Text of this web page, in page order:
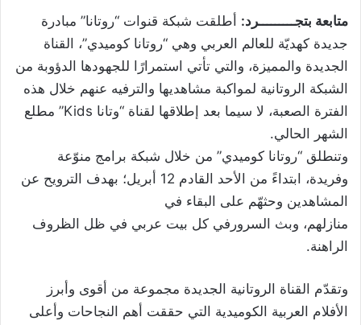
متابعة بتجـــــــــرد: أطلقت شبكة قنوات “روتانا” مبادرة
جديدة كهديّة للعالم العربي وهي “روتانا كوميدي”، القناة
الجديدة والمميزة، والتي تأتي استمرارًا للجهودها الدؤوبة من
الشبكة الروتانية لمواكبة مشاهديها والترفيه عنهم خلال هذه
الفترة الصعبة، لا سيما بعد إطلاقها لقناة “وتانا Kids” مطلع
الشهر الحالي.
وتنطلق “روتانا كوميدي” من خلال شبكة برامج منوّعة
وفريدة، ابتداءً من الأحد القادم 12 أبريل؛ بهدف الترويح عن
المشاهدين وحثهّم على البقاء في
منازلهم، وبث السرورفي كل بيت عربي في ظل الظروف
الراهنة.
وتقدّم القناة الروتانية الجديدة مجموعة من أقوى وأبرز
الأفلام العربية الكوميدية التي حققت أهم النجاحات وأعلى